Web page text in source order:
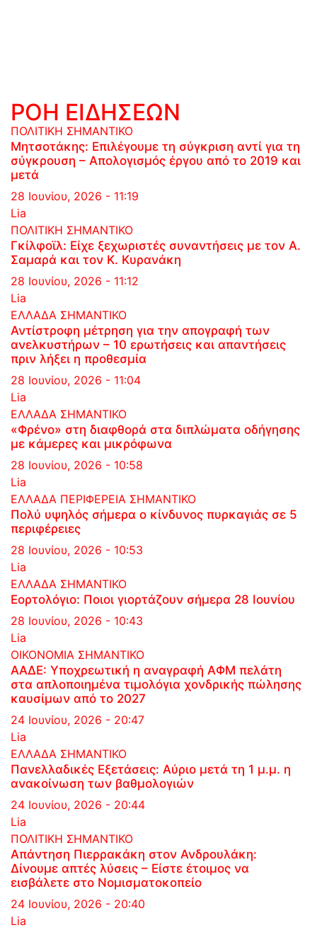
ΡΟΗ ΕΙΔΗΣΕΩΝ
ΠΟΛΙΤΙΚΗ ΣΗΜΑΝΤΙΚΟ
Μητσοτάκης: Επιλέγουμε τη σύγκριση αντί για τη
σύγκρουση – Απολογισμός έργου από το 2019 και
μετά
28 Ιουνίου, 2026 - 11:19
Lia
ΠΟΛΙΤΙΚΗ ΣΗΜΑΝΤΙΚΟ
Γκίλφοϊλ: Είχε ξεχωριστές συναντήσεις με τον Α.
Σαμαρά και τον Κ. Κυρανάκη
28 Ιουνίου, 2026 - 11:12
Lia
ΕΛΛΑΔΑ ΣΗΜΑΝΤΙΚΟ
Αντίστροφη μέτρηση για την απογραφή των
ανελκυστήρων – 10 ερωτήσεις και απαντήσεις
πριν λήξει η προθεσμία
28 Ιουνίου, 2026 - 11:04
Lia
ΕΛΛΑΔΑ ΣΗΜΑΝΤΙΚΟ
«Φρένο» στη διαφθορά στα διπλώματα οδήγησης
με κάμερες και μικρόφωνα
28 Ιουνίου, 2026 - 10:58
Lia
ΕΛΛΑΔΑ ΠΕΡΙΦΕΡΕΙΑ ΣΗΜΑΝΤΙΚΟ
Πολύ υψηλός σήμερα ο κίνδυνος πυρκαγιάς σε 5
περιφέρειες
28 Ιουνίου, 2026 - 10:53
Lia
ΕΛΛΑΔΑ ΣΗΜΑΝΤΙΚΟ
Εορτολόγιο: Ποιοι γιορτάζουν σήμερα 28 Ιουνίου
28 Ιουνίου, 2026 - 10:43
Lia
ΟΙΚΟΝΟΜΙΑ ΣΗΜΑΝΤΙΚΟ
ΑΑΔΕ: Υποχρεωτική η αναγραφή ΑΦΜ πελάτη
στα απλοποιημένα τιμολόγια χονδρικής πώλησης
καυσίμων από το 2027
24 Ιουνίου, 2026 - 20:47
Lia
ΕΛΛΑΔΑ ΣΗΜΑΝΤΙΚΟ
Πανελλαδικές Εξετάσεις: Αύριο μετά τη 1 μ.μ. η
ανακοίνωση των βαθμολογιών
24 Ιουνίου, 2026 - 20:44
Lia
ΠΟΛΙΤΙΚΗ ΣΗΜΑΝΤΙΚΟ
Απάντηση Πιερρακάκη στον Ανδρουλάκη:
Δίνουμε απτές λύσεις – Είστε έτοιμος να
εισβάλετε στο Νομισματοκοπείο
24 Ιουνίου, 2026 - 20:40
Lia